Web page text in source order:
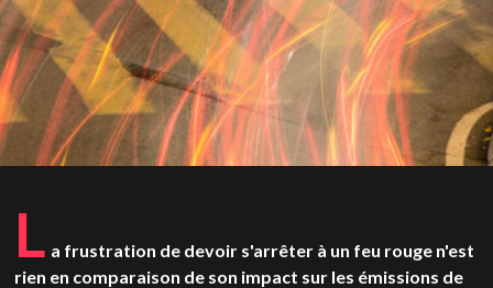
L a frustration de devoir s'arrêter à un feu rouge n'est
rien en comparaison de son impact sur les émissions de